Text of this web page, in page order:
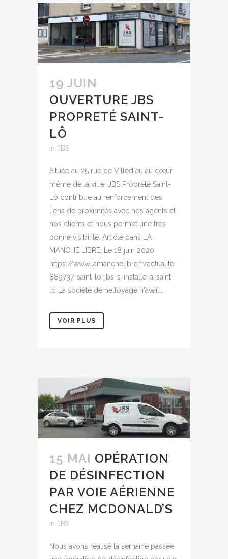
19 JUIN
OUVERTURE JBS
PROPRETÉ SAINT-
LÔ
in JBS
Située au 25 rue de Villedieu au cœur
même de la ville, JBS Propreté Saint-
Lô contribue au renforcement des
liens de proximités avec nos agents et
nos clients et nous permet une très
bonne visibilité. Article dans LA
MANCHE LIBRE, Le 18 juin 2020
https://www.lamanchelibre.fr/actualite-
889737-saint-lo-jbs-s-installe-a-saint-
lo La société de nettoyage n'avait...
VOIR PLUS
15 MAI OPÉRATION
DE DÉSINFECTION
PAR VOIE AÉRIENNE
CHEZ MCDONALD’S
in JBS
Nous avons réalisé la semaine passée